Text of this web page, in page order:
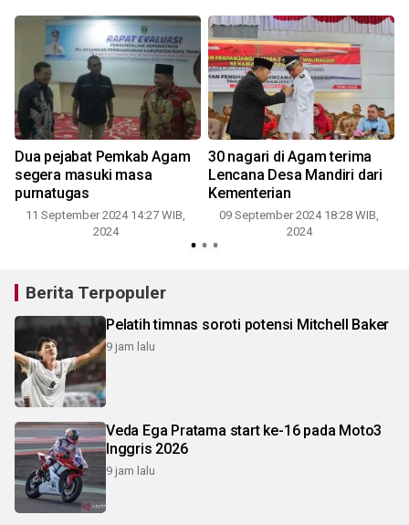
Dua pejabat Pemkab Agam
segera masuki masa
purnatugas
11 September 2024 14:27 WIB,
2024
30 nagari di Agam terima
Lencana Desa Mandiri dari
Kementerian
09 September 2024 18:28 WIB,
2024
Berita Terpopuler
Pelatih timnas soroti potensi Mitchell Baker
9 jam lalu
Veda Ega Pratama start ke-16 pada Moto3
Inggris 2026
9 jam lalu